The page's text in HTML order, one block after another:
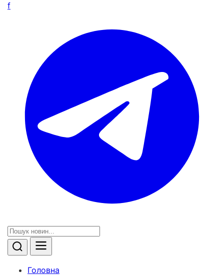
f
Головна